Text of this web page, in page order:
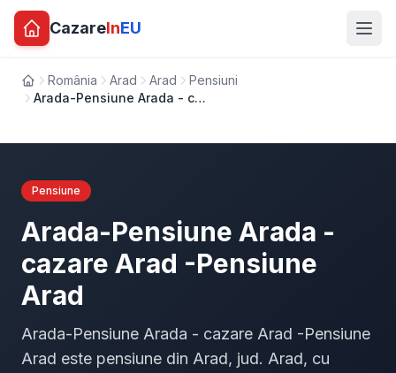
CazareInEU
AcasăRomânia Arad Arad
Pensiuni
Arada-Pensiune Arada - cazare Arad -Pensiune Arad
Pensiune
Arada-Pensiune Arada -
cazare Arad -Pensiune
Arad
Arada-Pensiune Arada - cazare Arad -Pensiune
Arad este pensiune din Arad, jud. Arad, cu